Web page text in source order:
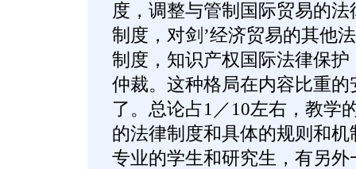
度，调整与管制国际贸易的
制度，对剑’经济贸易的其他
制度，知识产权国际法律保
仲裁。这种格局在内容比重
了。总论占1／10左右，教学
的法律制度和具体的规则和
专业的学生和研究生，有另